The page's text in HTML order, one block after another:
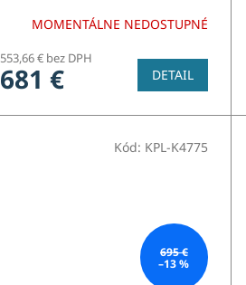
MOMENTÁLNE NEDOSTUPNÉ
553,66 € bez DPH
681 € DETAIL
695 €
–13 %
Kód: KPL-K4775